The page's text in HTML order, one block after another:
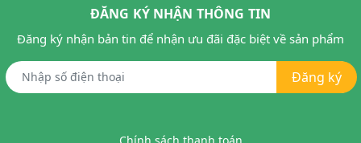
ĐĂNG KÝ NHẬN THÔNG TIN
Đăng ký nhận bản tin để nhận ưu đãi đặc biệt về sản phẩm
Đăng ký